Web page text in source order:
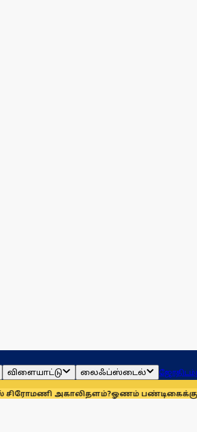
விளையாட்டு லைஃப்ஸ்டைல் ஜோதிடம்
அகாலிதளம்?ஓணம் பண்டிகைக்கு 112 சிறப்பு